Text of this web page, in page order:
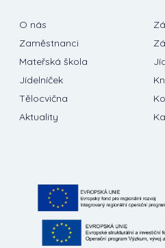
O nás
Zaměstnanci
Mateřská škola
Jídelníček
Tělocvična
Aktuality